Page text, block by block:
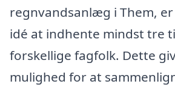
regnvandsanlæg i Them,
idé at indhente mindst tre
forskellige fagfolk. Dette
mulighed for at